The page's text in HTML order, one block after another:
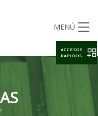
MENÚ
ACCESOS
RAPIDOS